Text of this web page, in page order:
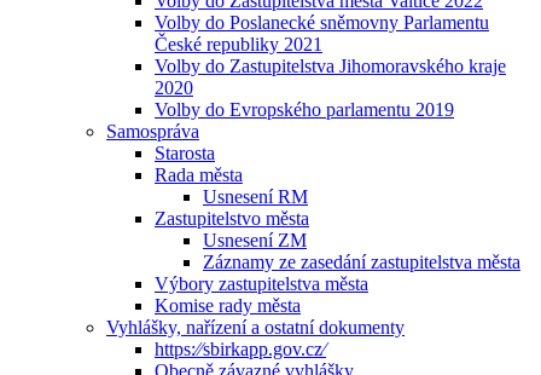
Volby do Poslanecké sněmovny Parlamentu
České republiky 2021
Volby do Zastupitelstva Jihomoravského kraje
2020
Volby do Evropského parlamentu 2019
Samospráva
Starosta
Rada města
Usnesení RM
Zastupitelstvo města
Usnesení ZM
Záznamy ze zasedání zastupitelstva města
Výbory zastupitelstva města
Komise rady města
Vyhlášky, nařízení a ostatní dokumenty
https:⁄⁄sbirkapp.gov.cz⁄
Obecně závazné vyhlášky